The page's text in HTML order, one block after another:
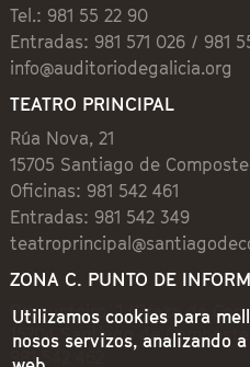
Tel.: 981 55 22 90
Entradas: 981 571 026 / 981
info@auditoriodegalicia.org
TEATRO PRINCIPAL
Rúa Nova, 21
15705 Santiago de
Oficinas: 981 542 461
Entradas: 981 542 349
ZONA C. PUNTO DE
Preguntoiro, 1 (Praza de
15704 Santiago de
981 542 462
Utilizamos cookies para
nosos servizos, analizando